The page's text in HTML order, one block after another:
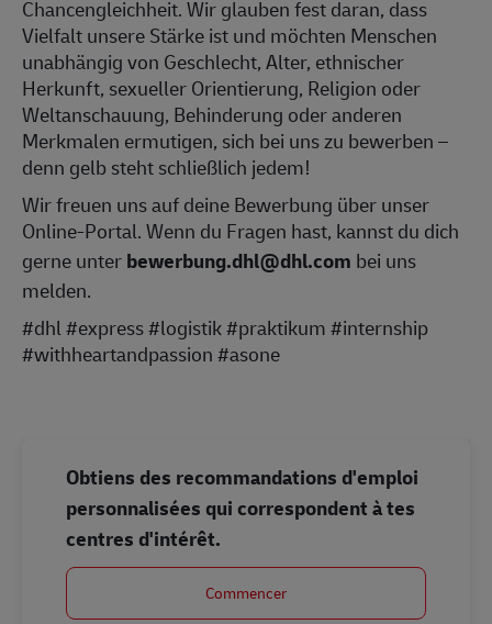
Chancengleichheit. Wir glauben fest daran, dass
Vielfalt unsere Stärke ist und möchten Menschen
unabhängig von Geschlecht, Alter, ethnischer
Herkunft, sexueller Orientierung, Religion oder
Weltanschauung, Behinderung oder anderen
Merkmalen ermutigen, sich bei uns zu bewerben –
denn gelb steht schließlich jedem!
Wir freuen uns auf deine Bewerbung über unser
Online-Portal. Wenn du Fragen hast, kannst du dich
gerne unterbewerbung.dhl@dhl.com bei uns
melden.
#dhl #express #logistik #praktikum #internship
#withheartandpassion #asone
Obtiens des recommandations d'emploi
personnalisées qui correspondent à tes
centres d'intérêt.
Commencer